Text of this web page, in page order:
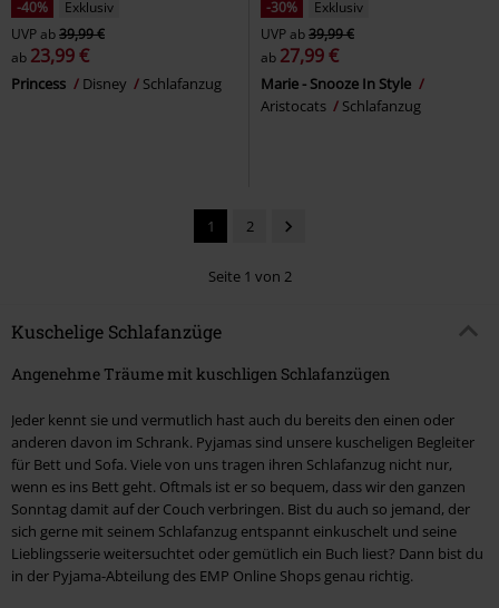
-40%
Exklusiv
UVPab39,99 €
ab 23,99 €
Princess Disney Schlafanzug
-30%
Exklusiv
UVPab39,99 €
ab 27,99 €
Marie - Snooze In Style
Aristocats
Schlafanzug
1 2
Seite 1 von 2
Kuschelige Schlafanzüge
Angenehme Träume mit kuschligen Schlafanzügen
Jeder kennt sie und vermutlich hast auch du bereits den einen oder
anderen davon im Schrank. Pyjamas sind unsere kuscheligen Begleiter
für Bett und Sofa. Viele von uns tragen ihren Schlafanzug nicht nur,
wenn es ins Bett geht. Oftmals ist er so bequem, dass wir den ganzen
Sonntag damit auf der Couch verbringen. Bist du auch so jemand, der
sich gerne mit seinem Schlafanzug entspannt einkuschelt und seine
Lieblingsserie weitersuchtet oder gemütlich ein Buch liest? Dann bist du
in der Pyjama-Abteilung des EMP Online Shops genau richtig.